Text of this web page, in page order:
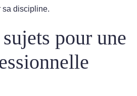
sa discipline.
pour une